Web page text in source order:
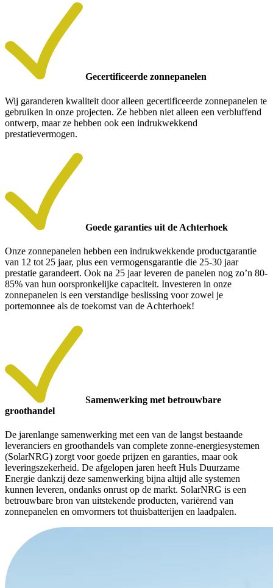
Gecertificeerde zonnepanelen
Wij garanderen kwaliteit door alleen gecertificeerde zonnepanelen te
gebruiken in onze projecten. Ze hebben niet alleen een verbluffend
ontwerp, maar ze hebben ook een indrukwekkend
prestatievermogen.
Goede garanties uit de Achterhoek
Onze zonnepanelen hebben een indrukwekkende productgarantie
van 12 tot 25 jaar, plus een vermogensgarantie die 25-30 jaar
prestatie garandeert. Ook na 25 jaar leveren de panelen nog zo’n 80-
85% van hun oorspronkelijke capaciteit. Investeren in onze
zonnepanelen is een verstandige beslissing voor zowel je
portemonnee als de toekomst van de Achterhoek!
Samenwerking met betrouwbare
groothandel
De jarenlange samenwerking met een van de langst bestaande
leveranciers en groothandels van complete zonne-energiesystemen
(SolarNRG) zorgt voor goede prijzen en garanties, maar ook
leveringszekerheid. De afgelopen jaren heeft Huls Duurzame
Energie dankzij deze samenwerking bijna altijd alle systemen
kunnen leveren, ondanks onrust op de markt. SolarNRG is een
betrouwbare bron van uitstekende producten, variërend van
zonnepanelen en omvormers tot thuisbatterijen en laadpalen.